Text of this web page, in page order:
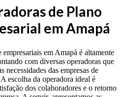
de Plano
em Amapá
em Amapá é altamente
com diversas operadoras que
necessidades das empresas de
escolha da operadora ideal é
dos colaboradores e o retorno